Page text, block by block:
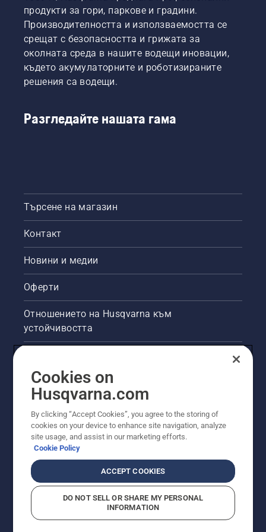
на
верижния
работи
правилно.
Първо,
проверете
маслото.
Стартирайте
спирачка
изключена.
Запалете
двигателя
верижния
трион
няколко
сантиметра
от
дадено
дърво.
Маслото
ствола
показва,
системата
смазване
работи.
продукти за гори, паркове и градини.
Производителността и използваемостта се
срещат с безопасността и грижата за
околната среда в нашите водещи иновации,
където акумулаторните и роботизираните
решения са водещи.
Разгледайте нашата гама
Търсене на магазин
Контакт
Новини и медии
Оферти
Отношението на Husqvarna към
устойчивостта
Други сайтове на Husqvarna
© Husqvarna AB (публ). Всички права запазени.
Cookies on
Husqvarna.com
By clicking “Accept Cookies”, you agree to the storing of
cookies on your device to enhance site navigation, analyze
site usage, and assist in our marketing efforts.
Cookie Policy
ACCEPT COOKIES
DO NOT SELL OR SHARE MY PERSONAL
INFORMATION